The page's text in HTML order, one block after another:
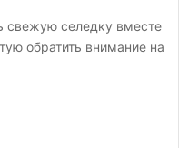
свежую селедку вместе
обратить внимание на